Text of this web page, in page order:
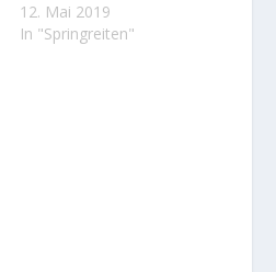
12. Mai 2019
In "Springreiten"